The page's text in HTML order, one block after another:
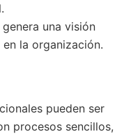
una visión
la organización.
pueden ser
procesos sencillos,